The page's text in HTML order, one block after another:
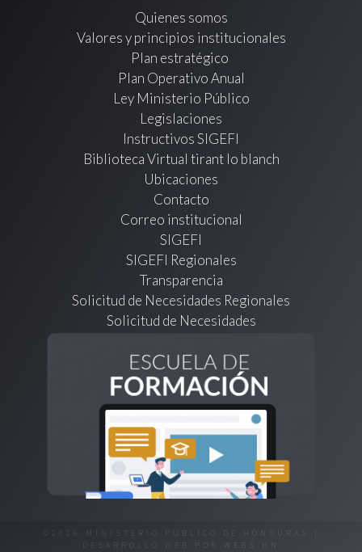
Quienes somos
Valores y principios institucionales
Plan estratégico
Plan Operativo Anual
Ley Ministerio Público
Legislaciones
Instructivos SIGEFI
Biblioteca Virtual tirant lo blanch
Ubicaciones
Contacto
Correo institucional
SIGEFI
SIGEFI Regionales
Transparencia
Solicitud de Necesidades Regionales
Solicitud de Necesidades
©2026 MINISTERIO PÚBLICO DE HONDURAS |
DESARROLLO WEB POR
WEBS.HN